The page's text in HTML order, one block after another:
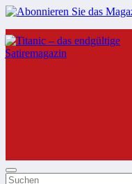
Zum
Inhalt
springen